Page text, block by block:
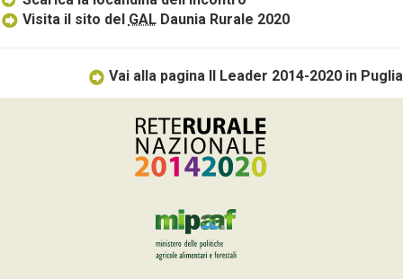
Visita il sito del GALDaunia Rurale 2020
Vai alla pagina Il Leader 2014-2020 in Puglia